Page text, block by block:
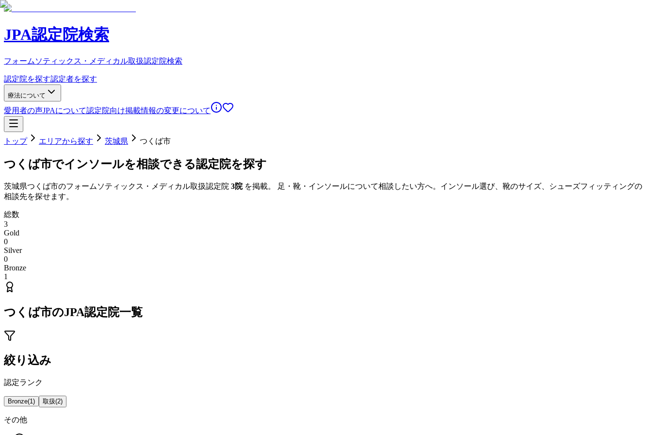
JPA認定院検索
フォームソティックス・メディカル取扱認定院検索
認定院を探す認定者を探す
療法について
愛用者の声JPAについて認定院向け掲載情報の変更について
トップ エリアから探す 茨城県 つくば市
つくば市でインソールを相談できる認定院を探す
茨城県つくば市のフォームソティックス・メディカル取扱認定院 3院を掲載。 足・靴・インソールについて相談したい方へ。インソール選び、靴のサイズ、シューズフィッティングの
相談先を探せます。
総数
3
Gold
0
Silver
0
Bronze
1
つくば市のJPA認定院一覧
絞り込み
認定ランク
Bronze(1) 取扱(2)
その他